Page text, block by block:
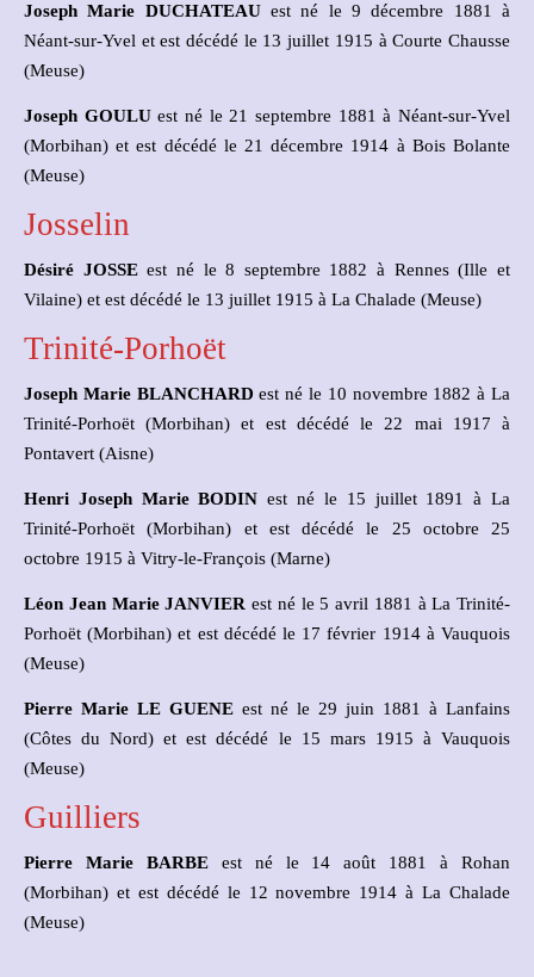
Joseph Marie DUCHATEAUest né le 9 décembre 1881 à
Néant-sur-Yvel et est décédé le 13 juillet 1915 à Courte Chausse
(Meuse)
Joseph GOULUest né le 21 septembre 1881 à Néant-sur-Yvel
(Morbihan) et est décédé le 21 décembre 1914 à Bois Bolante
(Meuse)
Josselin
Désiré JOSSEest né le 8 septembre 1882 à Rennes (Ille et
Vilaine) et est décédé le 13 juillet 1915 à La Chalade (Meuse)
Trinité-Porhoët
Joseph Marie BLANCHARDest né le 10 novembre 1882 à La
Trinité-Porhoët (Morbihan) et est décédé le 22 mai 1917 à
Pontavert (Aisne)
Henri Joseph Marie BODIN est né le 15 juillet 1891 à La
Trinité-Porhoët (Morbihan) et est décédé le 25 octobre 25
octobre 1915 à Vitry-le-François (Marne)
Léon Jean Marie JANVIER est né le 5 avril 1881 à La Trinité-
Porhoët (Morbihan) et est décédé le 17 février 1914 à Vauquois
(Meuse)
Pierre Marie LE GUENE est né le 29 juin 1881 à Lanfains
(Côtes du Nord) et est décédé le 15 mars 1915 à Vauquois
(Meuse)
Guilliers
Pierre Marie BARBEest né le 14 août 1881 à Rohan
(Morbihan) et est décédé le 12 novembre 1914 à La Chalade
(Meuse)